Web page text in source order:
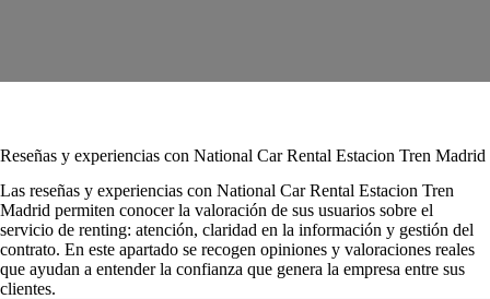
Reseñas y experiencias con National Car Rental Estacion Tren Madrid
Las reseñas y experiencias con National Car Rental Estacion Tren
Madrid permiten conocer la valoración de sus usuarios sobre el
servicio de renting: atención, claridad en la información y gestión del
contrato. En este apartado se recogen opiniones y valoraciones reales
que ayudan a entender la confianza que genera la empresa entre sus
clientes.